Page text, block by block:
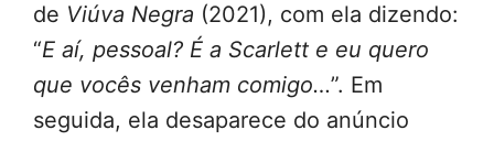
de Viúva Negra (2021), com ela dizendo:
“E aí, pessoal? É a Scarlett e eu quero
que vocês venham comigo…”. Em
seguida, ela desaparece do anúncio